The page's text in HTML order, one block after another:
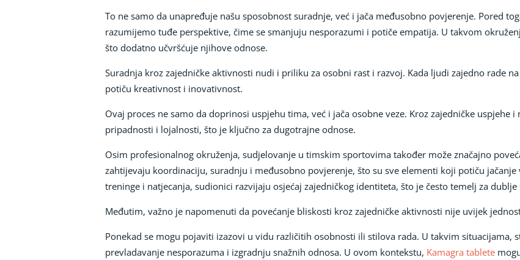
To ne samo da unapređuje našu sposobnost suradnje, već i jača međusobno povjerenje. Pored
razumijemo tuđe perspektive, čime se smanjuju nesporazumi i potiče empatija. U takvom
što dodatno učvršćuje njihove odnose.
Suradnja kroz zajedničke aktivnosti nudi i priliku za osobni rast i razvoj. Kada ljudi zajedno rade
potiču kreativnost i inovativnost.
Ovaj proces ne samo da doprinosi uspjehu tima, već i jača osobne veze. Kroz zajedničke uspjehe
pripadnosti i lojalnosti, što je ključno za dugotrajne odnose.
Osim profesionalnog okruženja, sudjelovanje u timskim sportovima također može značajno
zahtijevaju koordinaciju, suradnju i međusobno povjerenje, što su sve elementi koji potiču
treninge i natjecanja, sudionici razvijaju osjećaj zajedničkog identiteta, što je često temelj za
Međutim, važno je napomenuti da povećanje bliskosti kroz zajedničke aktivnosti nije uvijek
Ponekad se mogu pojaviti izazovi u vidu različitih osobnosti ili stilova rada. U takvim situacijama,
prevladavanje nesporazuma i izgradnju snažnih odnosa. U ovom kontekstu, Kamagra tablete